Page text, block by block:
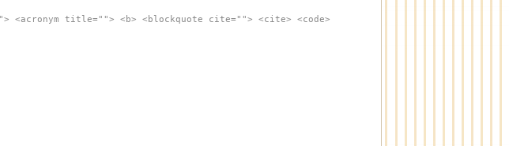
title=""> <b> <blockquote cite=""> <cite> <code>